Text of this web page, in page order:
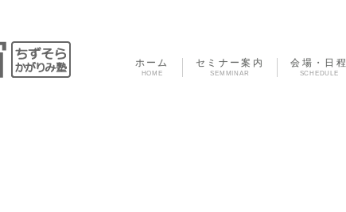
ホーム
HOME
セミナー案内
SEMMINAR
会場・日程
SCHEDULE